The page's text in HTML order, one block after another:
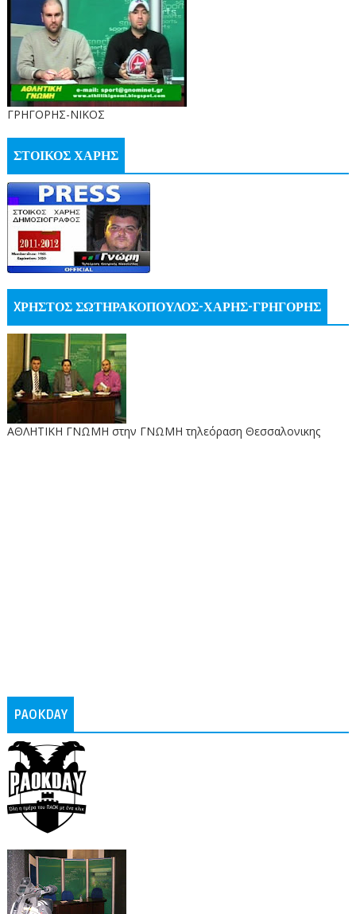
ΓΡΗΓΟΡΗΣ-ΝΙΚΟΣ
ΣΤΟΙΚΟΣ ΧΑΡΗΣ
XΡΗΣΤΟΣ ΣΩΤΗΡΑΚΟΠΟΥΛΟΣ-ΧΑΡΗΣ-ΓΡΗΓΟΡΗΣ
ΑΘΛΗΤΙΚΗ ΓΝΩΜΗ στην ΓΝΩΜΗ τηλεόραση Θεσσαλονικης
PAOKDAY